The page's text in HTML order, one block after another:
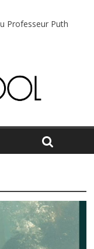
Professeur Puth
indépendant
en hausse
chaleur et bonne
bière, métal et